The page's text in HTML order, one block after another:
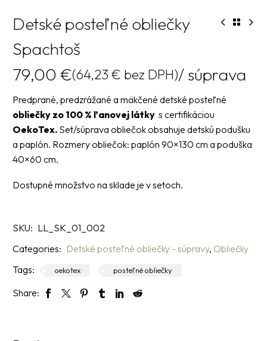
Detské posteľné obliečky
Spachtoš
79,00 €(64,23 € bez DPH)/ súprava
Predprané, predzrážané a mäkčené detské posteľné
obliečky zo 100 % ľanovej látky s certifikáciou
OekoTex. Set/súprava obliečok obsahuje detskú podušku
a paplón. Rozmery obliečok: paplón 90×130 cm a poduška
40×60 cm.
Dostupné množstvo na sklade je v setoch.
SKU: LL_SK_01_002
Categories: Detské posteľné obliečky - súpravy, Obliečky
Tags:
oekotex posteľné obliečky
Share: